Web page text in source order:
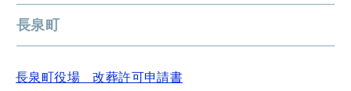
長泉町
長泉町役場 改葬許可申請書